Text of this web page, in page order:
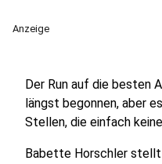
Anzeige
Der Run auf die besten
längst begonnen, aber
Stellen, die einfach
Babette Horschler stellt